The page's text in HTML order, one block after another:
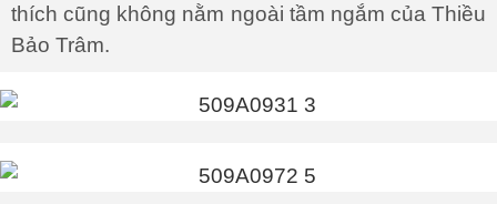
thích cũng không nằm ngoài tầm ngắm của Thiều
Bảo Trâm.